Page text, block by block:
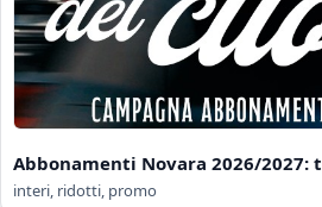
Abbonamenti Novara 2026/
interi, ridotti, promo